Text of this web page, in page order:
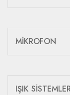
MİKROFON
IŞIK